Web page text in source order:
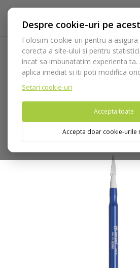
Despre cookie-uri pe
Folosim cookie-uri pentru a
corecta a site-ului si pentru
incat sa imbunatatim experienta ta.
aplica imediat si iti poti modifica
Setari cookie-uri
Accepta toate
Accepta doar cookie-urile
Acasa Laborator Instrumentar
ceramica
Instrument modelat
575/2
Nu puteti plasa comenzi din tara din
(United States).